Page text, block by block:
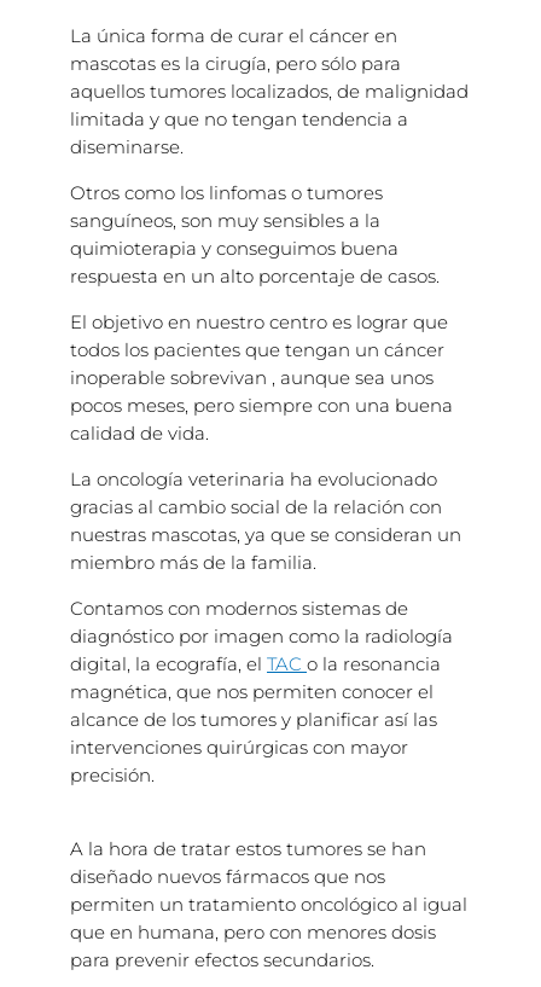
La única forma de curar el cáncer en
mascotas es la cirugía, pero sólo para
aquellos tumores localizados, de malignidad
limitada y que no tengan tendencia a
diseminarse.
Otros como los linfomas o tumores
sanguíneos, son muy sensibles a la
quimioterapia y conseguimos buena
respuesta en un alto porcentaje de casos.
El objetivo en nuestro centro es lograr que
todos los pacientes que tengan un cáncer
inoperable sobrevivan , aunque sea unos
pocos meses, pero siempre con una buena
calidad de vida.
La oncología veterinaria ha evolucionado
gracias al cambio social de la relación con
nuestras mascotas, ya que se consideran un
miembro más de la familia.
Contamos con modernos sistemas de
diagnóstico por imagen como la radiología
digital, la ecografía, el TAC o la resonancia
magnética, que nos permiten conocer el
alcance de los tumores y planificar así las
intervenciones quirúrgicas con mayor
precisión.
A la hora de tratar estos tumores se han
diseñado nuevos fármacos que nos
permiten un tratamiento oncológico al igual
que en humana, pero con menores dosis
para prevenir efectos secundarios.